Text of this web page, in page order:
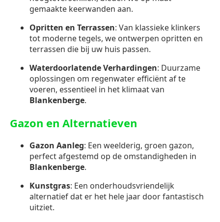
gemaakte keerwanden aan.
Opritten en Terrassen: Van klassieke klinkers
tot moderne tegels, we ontwerpen opritten en
terrassen die bij uw huis passen.
Waterdoorlatende Verhardingen: Duurzame
oplossingen om regenwater efficiënt af te
voeren, essentieel in het klimaat van
Blankenberge.
Gazon en Alternatieven
Gazon Aanleg: Een weelderig, groen gazon,
perfect afgestemd op de omstandigheden in
Blankenberge.
Kunstgras: Een onderhoudsvriendelijk
alternatief dat er het hele jaar door fantastisch
uitziet.